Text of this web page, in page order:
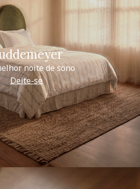
noite de sono
Deite-se